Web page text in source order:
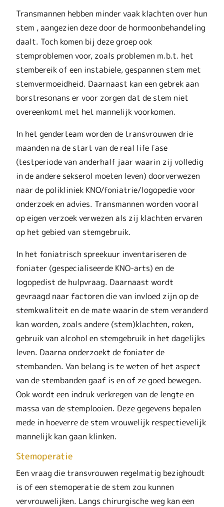
Transmannen hebben minder vaak klachten over hun
stem , aangezien deze door de hormoonbehandeling
daalt. Toch komen bij deze groep ook
stemproblemen voor, zoals problemen m.b.t. het
stembereik of een instabiele, gespannen stem met
stemvermoeidheid. Daarnaast kan een gebrek aan
borstresonans er voor zorgen dat de stem niet
overeenkomt met het mannelijk voorkomen.
In het genderteam worden de transvrouwen drie
maanden na de start van de real life fase
(testperiode van anderhalf jaar waarin zij volledig
in de andere sekserol moeten leven) doorverwezen
naar de polikliniek KNO/foniatrie/logopedie voor
onderzoek en advies. Transmannen worden vooral
op eigen verzoek verwezen als zij klachten ervaren
op het gebied van stemgebruik.
In het foniatrisch spreekuur inventariseren de
foniater (gespecialiseerde KNO-arts) en de
logopedist de hulpvraag. Daarnaast wordt
gevraagd naar factoren die van invloed zijn op de
stemkwaliteit en de mate waarin de stem veranderd
kan worden, zoals andere (stem)klachten, roken,
gebruik van alcohol en stemgebruik in het dagelijks
leven. Daarna onderzoekt de foniater de
stembanden. Van belang is te weten of het aspect
van de stembanden gaaf is en of ze goed bewegen.
Ook wordt een indruk verkregen van de lengte en
massa van de stemplooien. Deze gegevens bepalen
mede in hoeverre de stem vrouwelijk respectievelijk
mannelijk kan gaan klinken.
Stemoperatie
Een vraag die transvrouwen regelmatig bezighoudt
is of een stemoperatie de stem zou kunnen
vervrouwelijken. Langs chirurgische weg kan een